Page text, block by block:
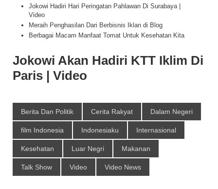
Jokowi Hadiri Hari Peringatan Pahlawan Di Surabaya |
Video
Meraih Penghasilan Dari Berbisnis Iklan di Blog
Berbagai Macam Manfaat Tomat Untuk Kesehatan Kita
Jokowi Akan Hadiri KTT Iklim Di
Paris | Video
Berita Dan Politik Cerita Rakyat Dalam Negeri
film Indonesia Indonesiaku Internasional
Kesehatan Luar Negri Makanan
Talk Show Video Video News